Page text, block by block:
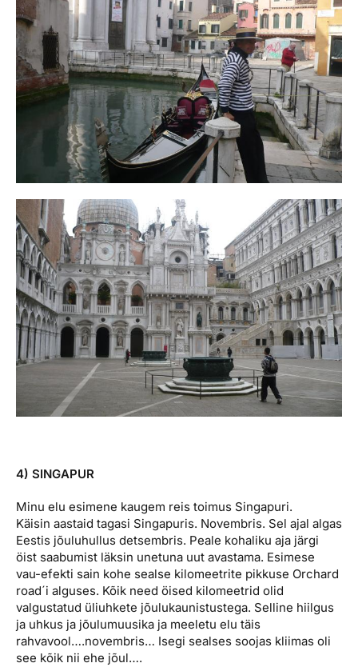
4) SINGAPUR
Minu elu esimene kaugem reis toimus Singapuri.
Käisin aastaid tagasi Singapuris. Novembris. Sel ajal algas
Eestis jõuluhullus detsembris. Peale kohaliku aja järgi
öist saabumist läksin unetuna uut avastama. Esimese
vau-efekti sain kohe sealse kilomeetrite pikkuse Orchard
road´i alguses. Kõik need öised kilomeetrid olid
valgustatud üliuhkete jõulukaunistustega. Selline hiilgus
ja uhkus ja jõulumuusika ja meeletu elu täis
rahvavool….novembris… Isegi sealses soojas kliimas oli
see kõik nii ehe jõul….